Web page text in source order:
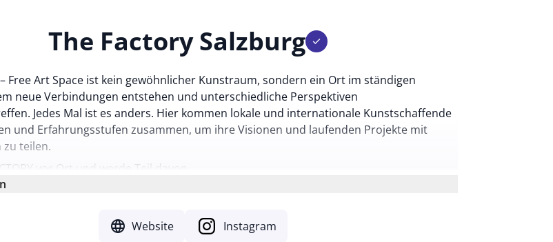
The Factory Salzburg check
– Free Art Space ist kein gewöhnlicher Kunstraum, sondern ein Ort im ständigen
neue Verbindungen entstehen und unterschiedliche Perspektiven
Jedes Mal ist es anders. Hier kommen lokale und internationale Kunstschaffende
und Erfahrungsstufen zusammen, um ihre Visionen und laufenden Projekte mit
teilen.
vor Ort und werde Teil davon.
language Website Instagram